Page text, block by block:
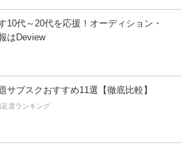
10代～20代を応援！オーディション・
はDeview
サブスクおすすめ11選【徹底比較】
度ランキング